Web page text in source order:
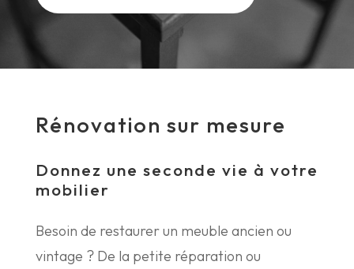
Rénovation sur mesure
Donnez une seconde vie à votre
mobilier
Besoin de restaurer un meuble ancien ou
vintage ? De la petite réparation ou